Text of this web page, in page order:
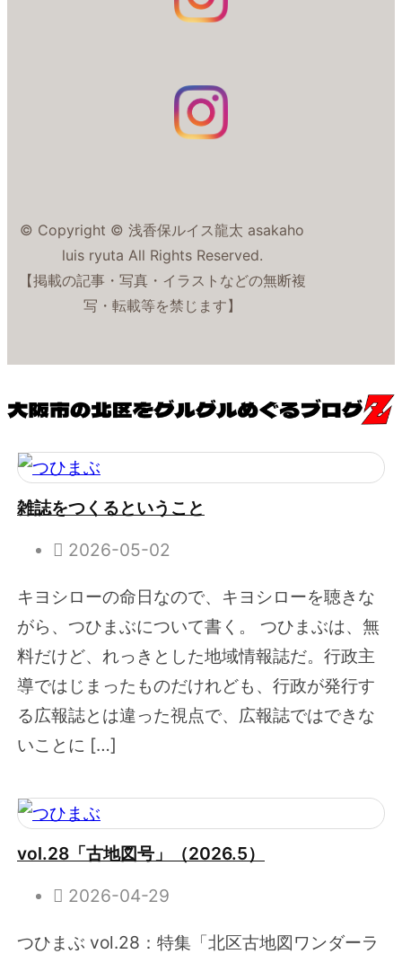
© Copyright © 浅香保ルイス龍太 asakaho
luis ryuta All Rights Reserved.
【掲載の記事・写真・イラストなどの無断複
写・転載等を禁じます】
雑誌をつくるということ
2026-05-02
キヨシローの命日なので、キヨシローを聴きな
がら、つひまぶについて書く。 つひまぶは、無
料だけど、れっきとした地域情報誌だ。行政主
導ではじまったものだけれども、行政が発行す
る広報誌とは違った視点で、広報誌ではできな
いことに […]
vol.28「古地図号」（2026.5）
2026-04-29
つひまぶ vol.28：特集「北区古地図ワンダーラ